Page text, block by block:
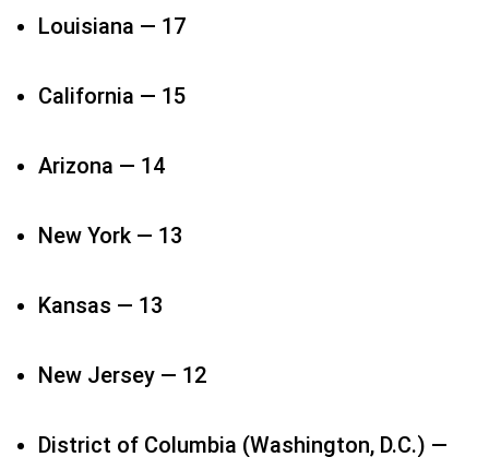
Louisiana — 17​
California — 15
Arizona — 14
New York — 13​
Kansas — 13​
New Jersey — 12​
District of Columbia (Washington, D.C.) —